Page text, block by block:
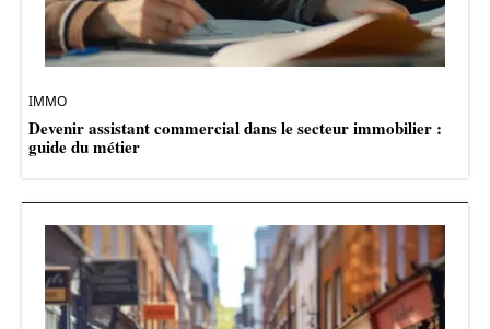
IMMO
Devenir assistant commercial dans le secteur immobilier :
guide du métier